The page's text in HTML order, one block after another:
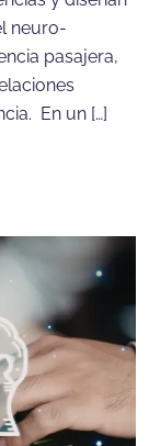
neuro-
pasajera,
En un […]